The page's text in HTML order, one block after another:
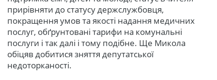
прирівняти до статусу держслужбовця,
покращення умов та якості надання медичних
послуг, обґрунтовані тарифи на комунальні
послуги і так далі і тому подібне. Ще Микола
обіцяв добитися зняття депутатської
недоторканості.